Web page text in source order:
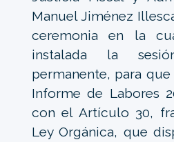
Manuel Jiménez
ceremonia en la
instalada la
permanente, para
Informe de Labores
con el Artículo 30,
Ley Orgánica, que